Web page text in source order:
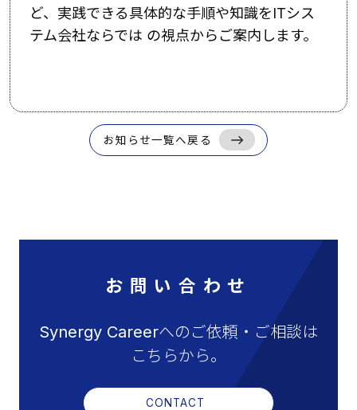
ど、実践できる具体的な手順や知識をITシス
テム会社ならでは の視点からご案内します。
お知らせ一覧へ戻る
お問い合わせ
Synergy Careerへのご依頼・ご相談は
こちらから。
CONTACT